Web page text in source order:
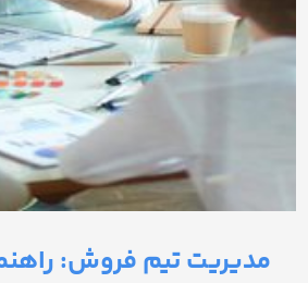
مدیریت تیم فروش: